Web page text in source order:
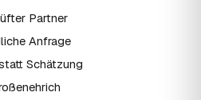
Partner
Anfrage
Schätzung